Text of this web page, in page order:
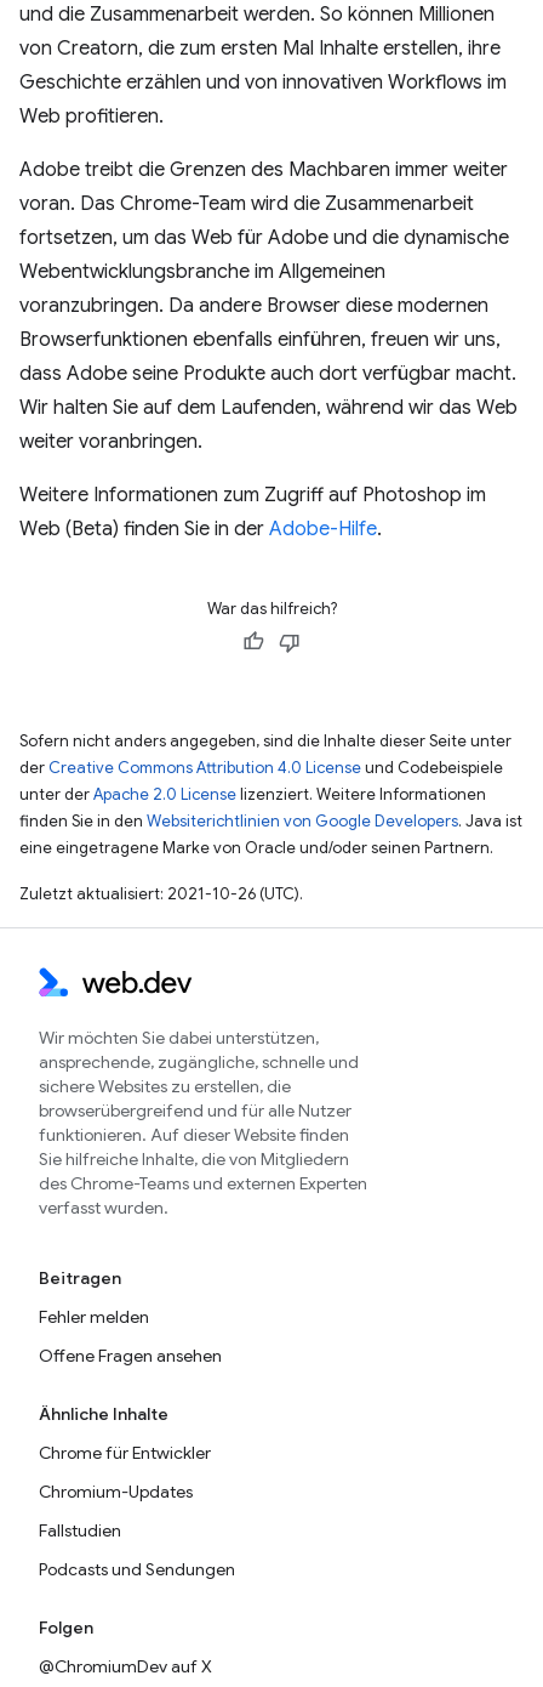
und die Zusammenarbeit werden. So können Millionen
von Creatorn, die zum ersten Mal Inhalte erstellen, ihre
Geschichte erzählen und von innovativen Workflows im
Web profitieren.
Adobe treibt die Grenzen des Machbaren immer weiter
voran. Das Chrome-Team wird die Zusammenarbeit
fortsetzen, um das Web für Adobe und die dynamische
Webentwicklungsbranche im Allgemeinen
voranzubringen. Da andere Browser diese modernen
Browserfunktionen ebenfalls einführen, freuen wir uns,
dass Adobe seine Produkte auch dort verfügbar macht.
Wir halten Sie auf dem Laufenden, während wir das Web
weiter voranbringen.
Weitere Informationen zum Zugriff auf Photoshop im
Web (Beta) finden Sie in der Adobe-Hilfe.
War das hilfreich?
Sofern nicht anders angegeben, sind die Inhalte dieser Seite unter
der Creative Commons Attribution 4.0 Licenseund Codebeispiele
unter derApache 2.0 Licenselizenziert. Weitere Informationen
finden Sie in den Websiterichtlinien von Google Developers. Java ist
eine eingetragene Marke von Oracle und/oder seinen Partnern.
Zuletzt aktualisiert: 2021-10-26 (UTC).
Wir möchten Sie dabei unterstützen,
ansprechende, zugängliche, schnelle und
sichere Websites zu erstellen, die
browserübergreifend und für alle Nutzer
funktionieren. Auf dieser Website finden
Sie hilfreiche Inhalte, die von Mitgliedern
des Chrome-Teams und externen Experten
verfasst wurden.
Beitragen
Fehler melden
Offene Fragen ansehen
Ähnliche Inhalte
Chrome für Entwickler
Chromium-Updates
Fallstudien
Podcasts und Sendungen
Folgen
@ChromiumDev auf X